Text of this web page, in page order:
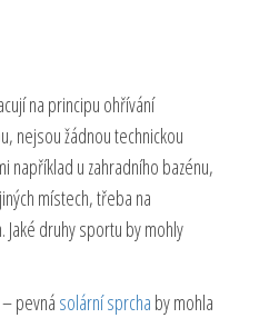
na principu ohřívání
nejsou žádnou technickou
například u zahradního bazénu,
místech, třeba na
druhy sportu by mohly
– pevná solární sprcha by mohla